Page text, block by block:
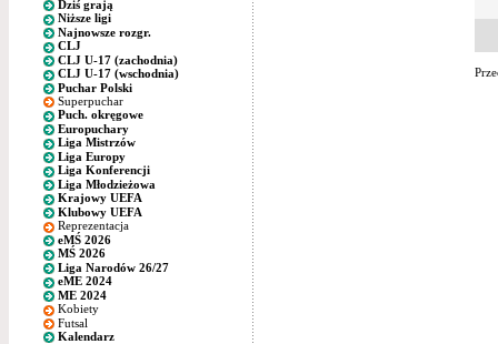
Dziś grają
Niższe ligi
Najnowsze rozgr.
CLJ
CLJ U-17 (zachodnia)
CLJ U-17 (wschodnia)
Puchar Polski
Superpuchar
Puch. okręgowe
Europuchary
Liga Mistrzów
Liga Europy
Liga Konferencji
Liga Młodzieżowa
Krajowy UEFA
Klubowy UEFA
Reprezentacja
eMŚ 2026
MŚ 2026
Liga Narodów 26/27
eME 2024
ME 2024
Kobiety
Futsal
Kalendarz